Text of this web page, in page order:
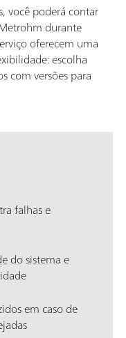
você poderá contar
durante
oferecem uma
escolha
com versões para
falhas e
do sistema e
em caso de